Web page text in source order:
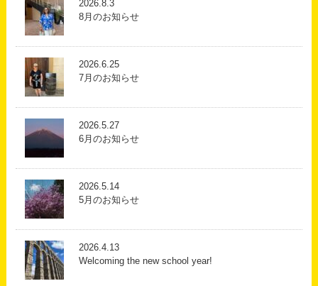
2026.8.3
8月のお知らせ
2026.6.25
7月のお知らせ
2026.5.27
6月のお知らせ
2026.5.14
5月のお知らせ
2026.4.13
Welcoming the new school year!